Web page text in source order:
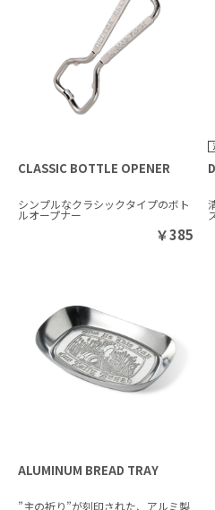
CLASSIC BOTTLE OPENER
シンプルなクラシックタイプのボト
ルオープナー
￥385
ALUMINUM BREAD TRAY
”主の祈り”が刻印された、アルミ製